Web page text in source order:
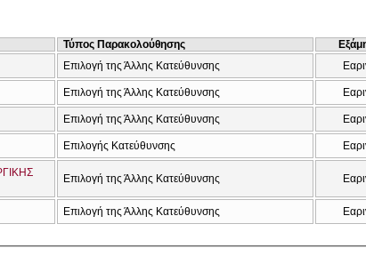
Τύπος Παρακολούθησης
Επιλογή της Άλλης Κατεύθυνσης
Επιλογή της Άλλης Κατεύθυνσης
Επιλογή της Άλλης Κατεύθυνσης
Επιλογής Κατεύθυνσης
Επιλογή της Άλλης Κατεύθυνσης
Επιλογή της Άλλης Κατεύθυνσης